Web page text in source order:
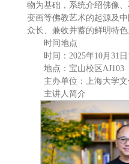
物为基础，系统介绍佛像
变画等佛教艺术的起源及
众长、兼收并蓄的鲜明特色
时间地点
时间：2025年10月31
地点：宝山校区AJ103
主办单位：上海大学
主讲人简介